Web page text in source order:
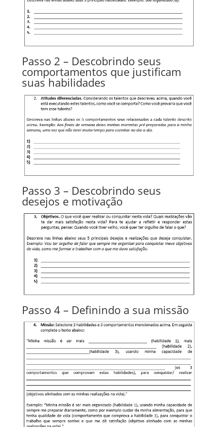
Passo 2 – Descobrindo seus
comportamentos que justificam
suas habilidades
Passo 3 – Descobrindo seus
desejos e motivação
Passo 4 – Definindo a sua missão